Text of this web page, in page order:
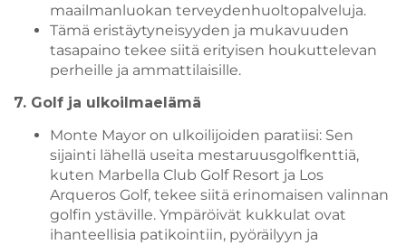
maailmanluokan terveydenhuoltopalveluja.
Tämä eristäytyneisyyden ja mukavuuden
tasapaino tekee siitä erityisen houkuttelevan
perheille ja ammattilaisille.
7. Golf ja ulkoilmaelämä
Monte Mayor on ulkoilijoiden paratiisi: Sen
sijainti lähellä useita mestaruusgolfkenttiä,
kuten Marbella Club Golf Resort ja Los
Arqueros Golf, tekee siitä erinomaisen valinnan
golfin ystäville. Ympäröivät kukkulat ovat
ihanteellisia patikointiin, pyöräilyyn ja